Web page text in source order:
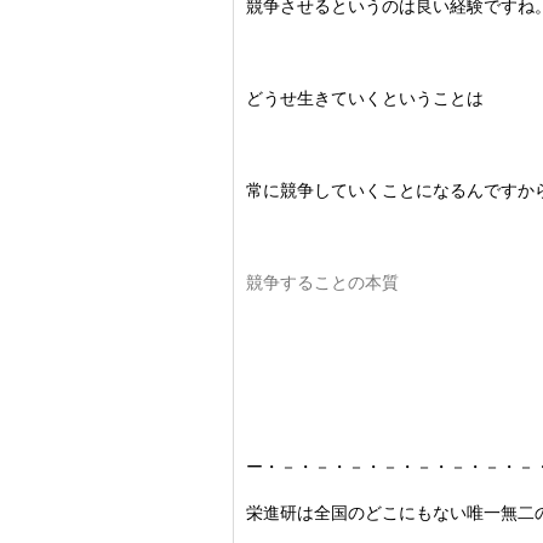
競争させるというのは良い経験ですね。
どうせ生きていくということは
常に競争していくことになるんですか
競争することの本質
ー・－・－・－・－・－・－・－・
栄進研は全国のどこにもない唯一無二